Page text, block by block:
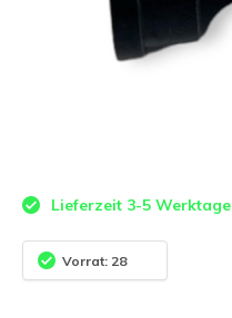
Lieferzeit 3-5 Werktage
Vorrat: 28